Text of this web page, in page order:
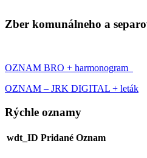
Zber komunálneho a
OZNAM BRO + harmonogram
OZNAM – JRK DIGITAL + leták
Rýchle oznamy
wdt_ID Pridané Oznam